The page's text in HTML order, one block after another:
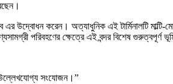
উদ্বোধন করেন। অত্যাধুনিক এই টার্মিনালটি
পরিবহণের ক্ষেত্রে এই বন্দর বিশেষ গুরুত্বপূর্ণ
উল্লেখযোগ্য সংযোজন।”